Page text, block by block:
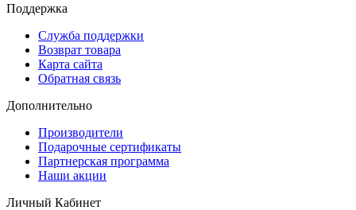
Поддержка
Служба поддержки
Возврат товара
Карта сайта
Обратная связь
Дополнительно
Производители
Подарочные сертификаты
Партнерская программа
Наши акции
Личный Кабинет